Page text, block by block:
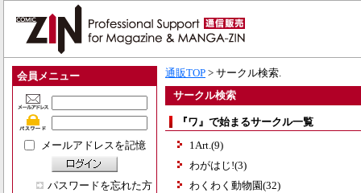
会員メニュー
メールアドレスを記憶
パスワードを忘れた方
通販TOP > サークル検索.
サークル検索
『ワ』で始まるサークル一覧
1Art.(9)
わがはじ!(3)
わくわく動物園(32)